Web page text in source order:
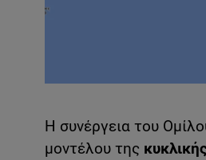
Η συνέργεια του
μοντέλου της